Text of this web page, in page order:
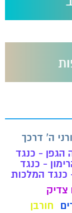
ה' דרכך
- כנגד
- כנגד
כנגד המלכות
צדיק
חורבן